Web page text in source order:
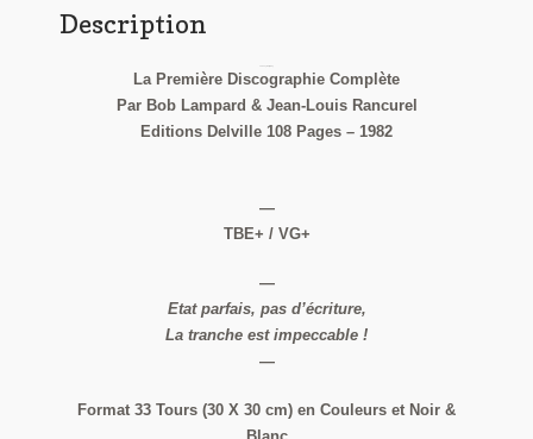
Description
La Première Discographie Complète
Par Bob Lampard & Jean-Louis Rancurel
Editions Delville 108 Pages – 1982
—
TBE+ / VG+
—
Etat parfais, pas d’écriture,
La tranche est impeccable !
—
Format 33 Tours (30 X 30 cm) en Couleurs et Noir &